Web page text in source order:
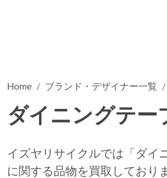
Home ブランド・デザイナー一覧
ダイニングテー
イズヤリサイクルでは「ダイ
に関する品物を買取しており